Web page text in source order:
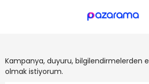
Kampanya, duyuru, bilgilendirmelerden
olmak istiyorum.